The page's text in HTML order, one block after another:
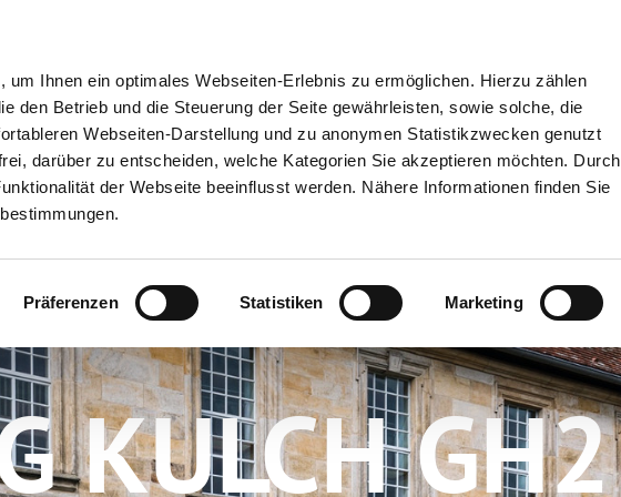
um Ihnen ein optimales Webseiten-Erlebnis zu ermöglichen. Hierzu zählen
den Betrieb und die Steuerung der Seite gewährleisten, sowie solche, die
Webseiten-Darstellung und zu anonymen Statistikzwecken genutzt
darüber zu entscheiden, welche Kategorien Sie akzeptieren möchten. Durch
der Webseite beeinflusst werden. Nähere Informationen finden Sie
Präferenzen Statistiken Marketing
KULCH GH2